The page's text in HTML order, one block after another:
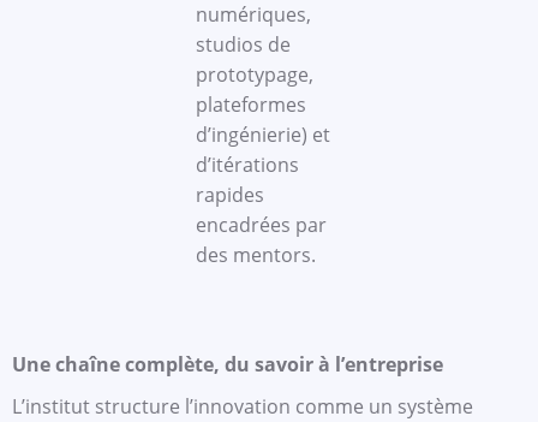
numériques,
studios de
prototypage,
plateformes
d’ingénierie) et
d’itérations
rapides
encadrées par
des mentors.
Une chaîne complète, du savoir à l’entreprise
L’institut structure l’innovation comme un système